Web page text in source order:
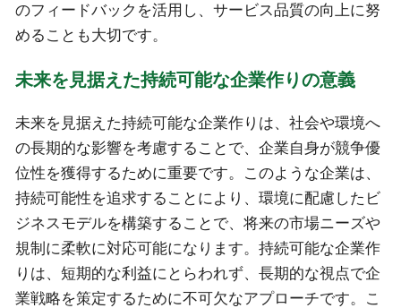
のフィードバックを活用し、サービス品質の向上に努
めることも大切です。
未来を見据えた持続可能な企業作りの意義
未来を見据えた持続可能な企業作りは、社会や環境へ
の長期的な影響を考慮することで、企業自身が競争優
位性を獲得するために重要です。このような企業は、
持続可能性を追求することにより、環境に配慮したビ
ジネスモデルを構築することで、将来の市場ニーズや
規制に柔軟に対応可能になります。持続可能な企業作
りは、短期的な利益にとらわれず、長期的な視点で企
業戦略を策定するために不可欠なアプローチです。こ